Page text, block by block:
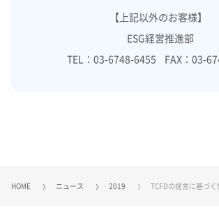
【上記以外のお客様】
ESG経営推進部
TEL：03-6748-6455 FAX：03-
HOME ニュース 2019 TCFDの提言に基づ